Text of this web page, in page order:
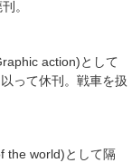
。
action)として
って休刊。戦車を扱
the world)として隔